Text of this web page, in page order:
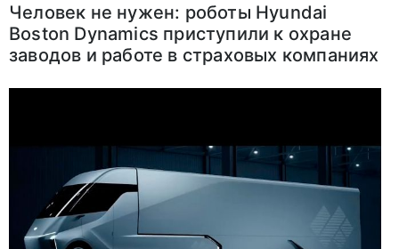
Человек не нужен: роботы Hyundai
Boston Dynamics приступили к охране
заводов и работе в страховых компаниях